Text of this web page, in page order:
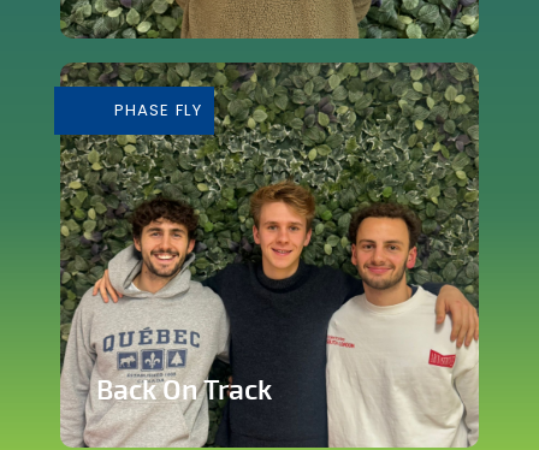
cœur de Silly
En savoir plus
PHASE FLY
Back On Track